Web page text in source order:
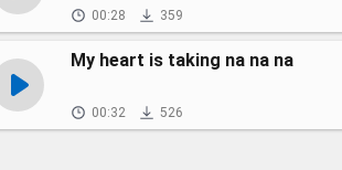
00:28 359
My heart is taking na na na
00:32 526